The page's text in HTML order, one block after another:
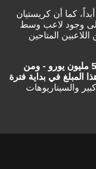
كما أن كريستيان
إلى وجود لاعب وسط
المتاحين
القيمة التقديرية عالية - بين 40 و50 مليون يورو - ومن
المبلغ في بداية فترة
والسيناريوهات